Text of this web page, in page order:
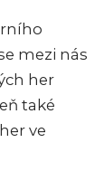
mezi nás
her
také
ve